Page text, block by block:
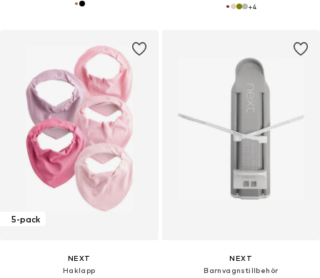
+4
5-pack
NEXT
Haklapp
NEXT
Barnvagnstillbehör